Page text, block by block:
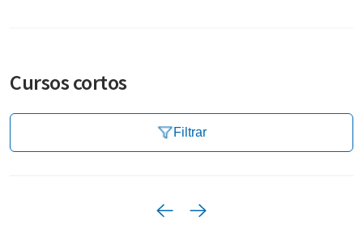
Cursos cortos
Filtrar